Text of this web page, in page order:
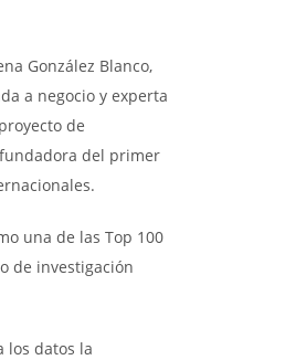
González Blanco,
a negocio y experta
de
del primer
una de las Top 100
de investigación
los datos la